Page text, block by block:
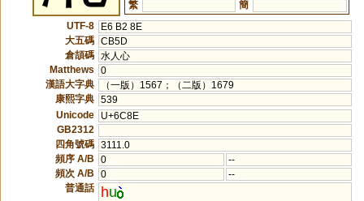
繁
簡
UTF-8
E6 B2 8E
大五碼 CB5D
倉頡碼 水人心
Matthews
0
漢語大字典
（一版）1567；（二版）1679
康熙字典 539
Unicode
U+6C8E
GB2312
四角號碼 3111.0
頻序 A/B
0
--
頻次 A/B
0
--
普通話
hu